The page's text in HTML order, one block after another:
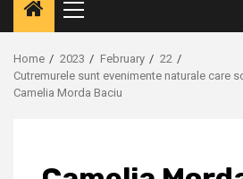
Primary
Menu
Home 2023 February
22
Cutremurele sunt evenimente naturale care
Camelia Morda Baciu